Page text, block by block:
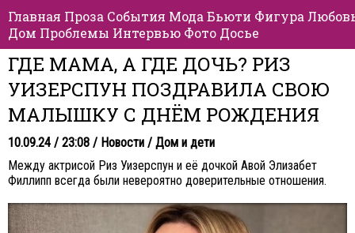
Главная Проза События Мода Бьюти Фигура
Дом Проблемы Интервью Фото Досье
ГДЕ МАМА, А ГДЕ ДОЧЬ? РИЗ
УИЗЕРСПУН ПОЗДРАВИЛА СВОЮ
МАЛЫШКУ С ДНЁМ РОЖДЕНИЯ
10.09.24 / 23:08 / Новости / Дом и дети
Между актрисой Риз Уизерспун и её дочкой Авой Элизабет
Филлипп всегда были невероятно доверительные отношения.